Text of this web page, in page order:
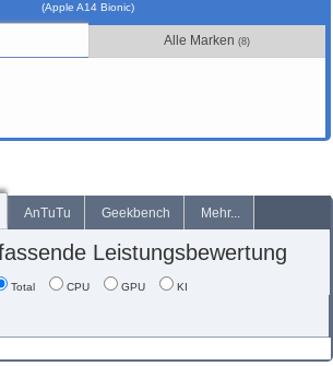
(Apple A14 Bionic)
Alle Marken(8)
AnTuTu Geekbench Mehr...
Leistungsbewertung
Total CPU GPU KI